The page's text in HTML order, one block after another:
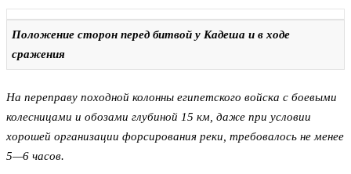
Положение сторон перед битвой у Кадеша и в ходе
сражения
На переправу походной колонны египетского войска с боевыми
колесницами и обозами глубиной 15 км, даже при условии
хорошей организации форсирования реки, требовалось не менее
5—6 часов.